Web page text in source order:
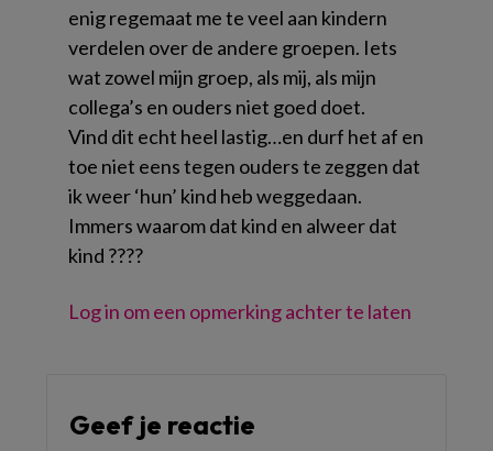
enig regemaat me te veel aan kindern
verdelen over de andere groepen. Iets
wat zowel mijn groep, als mij, als mijn
collega’s en ouders niet goed doet.
Vind dit echt heel lastig…en durf het af en
toe niet eens tegen ouders te zeggen dat
ik weer ‘hun’ kind heb weggedaan.
Immers waarom dat kind en alweer dat
kind ????
Log in om een opmerking achter te laten
Geef je reactie